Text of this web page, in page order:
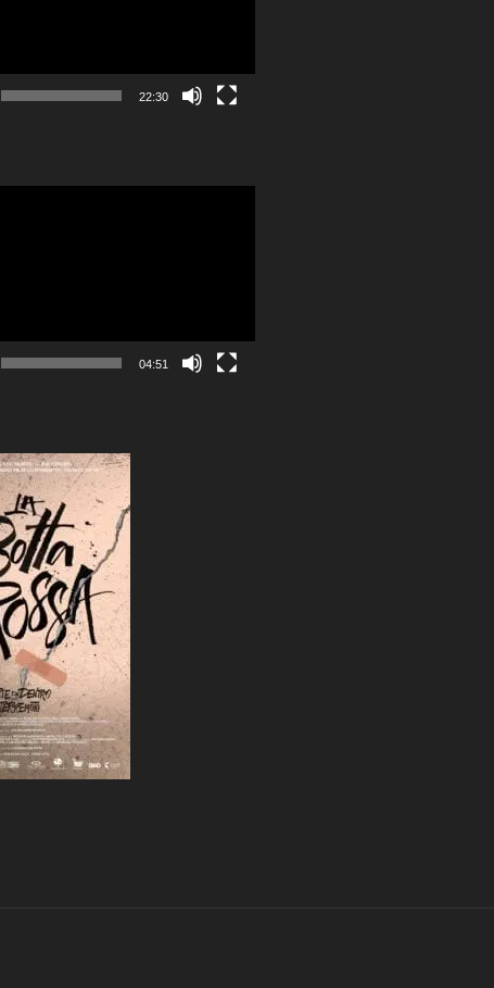
22:30
04:51